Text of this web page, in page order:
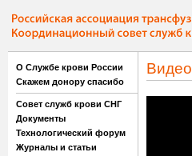
О Службе крови России
Скажем донору спасибо
Совет служб крови СНГ
Документы
Технологический форум
Журналы и статьи
Видео